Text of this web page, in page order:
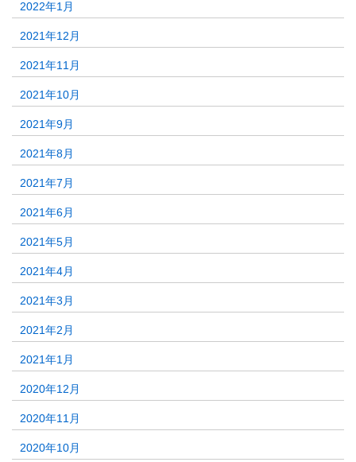
2022年1月
2021年12月
2021年11月
2021年10月
2021年9月
2021年8月
2021年7月
2021年6月
2021年5月
2021年4月
2021年3月
2021年2月
2021年1月
2020年12月
2020年11月
2020年10月